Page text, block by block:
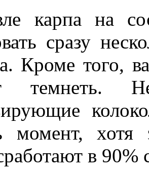
карпа на
сразу
Кроме того,
темнеть.
момент, хотя
в 90%